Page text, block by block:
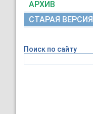
АРХИВ
СТАРАЯ ВЕРСИЯ
Поиск по сайту